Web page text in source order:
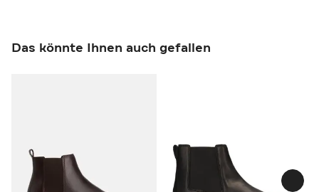
Das könnte Ihnen auch gefallen